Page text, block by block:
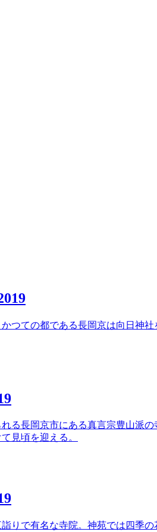
つての都である長岡京は向日神
る長岡京市にある真言宗豊山派
見頃を迎える。
りで有名な寺院。神苑では四季